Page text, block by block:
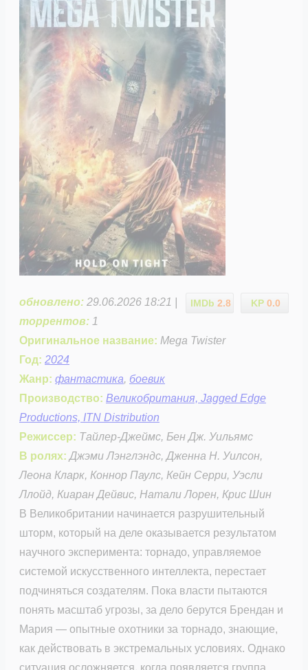
KP 0.0
IMDb 2.8
обновлено: 29.06.2026 18:21 |
торрентов: 1
Оригинальное название: Mega Twister
Год: 2024
Жанр: фантастика, боевик
Производство: Великобритания, Jagged Edge
Productions, ITN Distribution
Режиссер: Тайлер-Джеймс, Бен Дж. Уильямс
В ролях: Джэми Лэнглэндс, Дженна Н. Уилсон,
Леона Кларк, Коннор Паулс, Кейн Серри, Уэсли
Ллойд, Киаран Дейвис, Натали Лорен, Крис Шин
В Великобритании начинается разрушительный
шторм, который на деле оказывается результатом
научного эксперимента: торнадо, управляемое
системой искусственного интеллекта, перестает
подчиняться создателям. Пока власти пытаются
понять масштаб угрозы, за дело берутся Брендан и
Мария — опытные охотники за торнадо, знающие,
как действовать в экстремальных условиях. Однако